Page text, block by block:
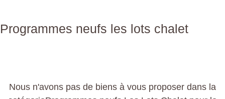
Programmes neufs les lots chalet
Nous n'avons pas de biens à vous proposer dans la